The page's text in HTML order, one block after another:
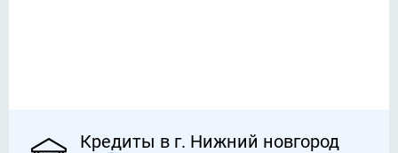
Кредиты в г. Нижний новгород